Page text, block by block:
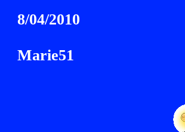
8/04/2010
Marie51